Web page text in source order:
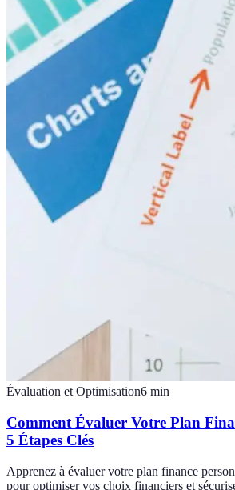
Évaluation et Optimisation6 min
Comment Évaluer Votre Plan
5 Étapes Clés
Apprenez à évaluer votre plan finance
pour optimiser vos choix financiers et